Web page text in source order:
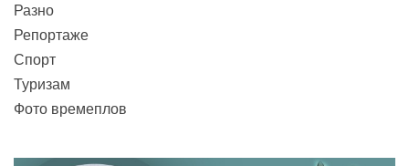
Разно
Репортаже
Спорт
Туризам
Фото времеплов